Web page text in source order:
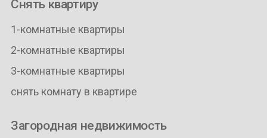
Снять квартиру
1-комнатные квартиры
2-комнатные квартиры
3-комнатные квартиры
снять комнату в квартире
Загородная недвижимость